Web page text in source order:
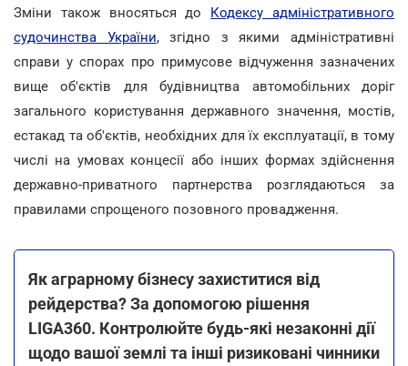
Зміни також вносяться до Кодексу адміністративного
судочинства України, згідно з якими адміністративні
справи у спорах про примусове відчуження зазначених
вище об'єктів для будівництва автомобільних доріг
загального користування державного значення, мостів,
естакад та об'єктів, необхідних для їх експлуатації, в тому
числі на умовах концесії або інших формах здійснення
державно-приватного партнерства розглядаються за
правилами спрощеного позовного провадження.
Як аграрному бізнесу захиститися від
рейдерства? За допомогою рішення
LIGA360. Контролюйте будь-які незаконні дії
щодо вашої землі та інші ризиковані чинники